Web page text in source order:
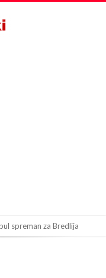
spreman za Bredlija
da idemo toliko